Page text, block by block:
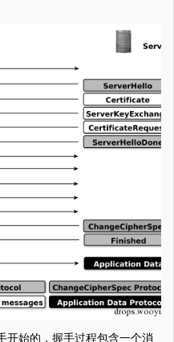
开始的，握手过程包含一个消